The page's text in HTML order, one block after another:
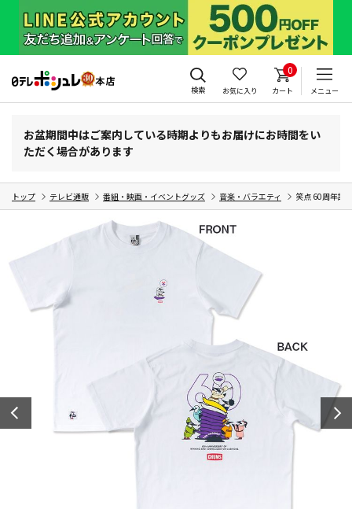
検索 お気に入り
0
カート メニュー
お盆期間中はご案内している時期よりもお届けにお時間をい
ただく場合があります
トップ テレビ通販 番組・映画・イベントグッズ 音楽・バラエティ 笑点 60周年記